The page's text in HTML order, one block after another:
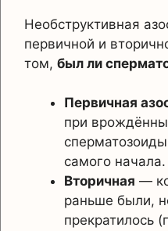
Необструктивная
первичной и
том, был ли
Первичная
при
самого начала.
Вторичная —
раньше были,
прекратилось